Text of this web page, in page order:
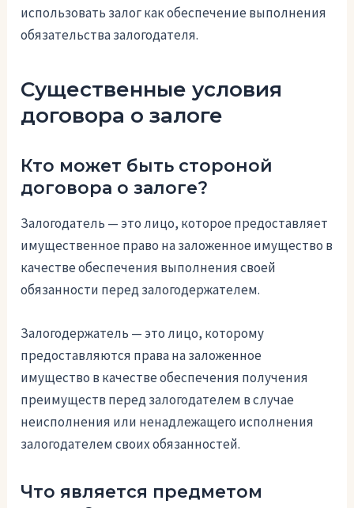
использовать залог как обеспечение выполнения
обязательства залогодателя.
Существенные условия
договора о залоге
Кто может быть стороной
договора о залоге?
Залогодатель — это лицо, которое предоставляет
имущественное право на заложенное имущество в
качестве обеспечения выполнения своей
обязанности перед залогодержателем.
Залогодержатель — это лицо, которому
предоставляются права на заложенное
имущество в качестве обеспечения получения
преимуществ перед залогодателем в случае
неисполнения или ненадлежащего исполнения
залогодателем своих обязанностей.
Что является предметом